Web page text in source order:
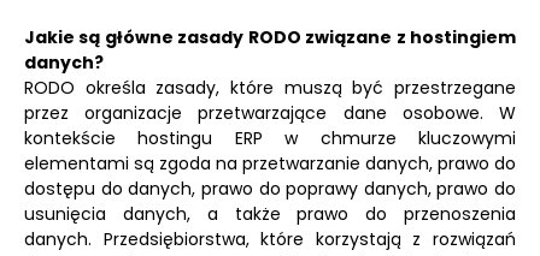
Jakie są główne zasady RODO związane z hostingiem
danych?
RODO określa zasady, które muszą być przestrzegane
przez organizacje przetwarzające dane osobowe. W
kontekście hostingu ERP w chmurze kluczowymi
elementami są zgoda na przetwarzanie danych, prawo do
dostępu do danych, prawo do poprawy danych, prawo do
usunięcia danych, a także prawo do przenoszenia
danych. Przedsiębiorstwa, które korzystają z rozwiązań